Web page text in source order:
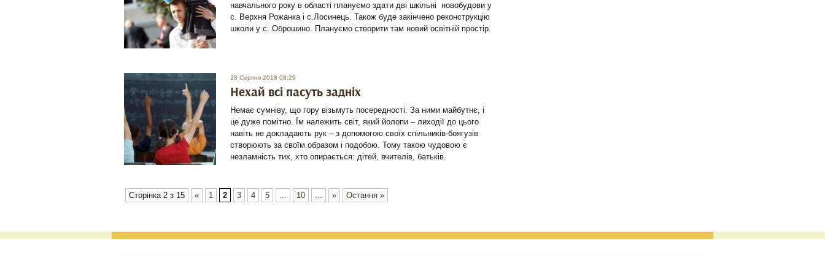
навчального року в області плануємо здати дві шкільні новобудови у
с. Верхня Рожанка і с.Лосинець. Також буде закінчено реконструкцію
школи у с. Оброшино. Плануємо створити там новий освітній простір.
28 Серпня 2018 08:29
Нехай всі пасуть задніх
Немає сумніву, що гору візьмуть посередності. За ними майбутнє, і
це дуже помітно. Їм належить світ, який йолопи – лиходії до цього
навіть не докладають рук – з допомогою своїх спільників-боягузів
створюють за своїм образом і подобою. Тому такою чудовою є
незламність тих, хто опирається: дітей, вчителів, батьків.
Сторінка 2 з 15 « 1 2 3 4 5 ... 10 ... » Остання »